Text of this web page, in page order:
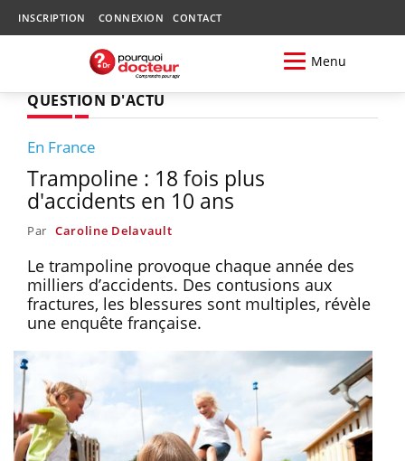
INSCRIPTION CONNEXION CONTACT
Menu
QUESTION D'ACTU
En France
Trampoline : 18 fois plus
d'accidents en 10 ans
Par Caroline Delavault
Le trampoline provoque chaque année des
milliers d’accidents. Des contusions aux
fractures, les blessures sont multiples, révèle
une enquête française.